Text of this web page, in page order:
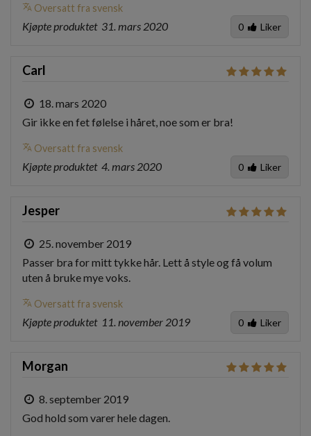
translate Oversatt fra svensk
Kjøpte produktet 31. mars 2020 0 Liker
Carl
18. mars 2020
Gir ikke en fet følelse i håret, noe som er bra!
translate Oversatt fra svensk
Kjøpte produktet 4. mars 2020 0 Liker
Jesper
25. november 2019
Passer bra for mitt tykke hår. Lett å style og få volum
uten å bruke mye voks.
translate Oversatt fra svensk
Kjøpte produktet 11. november 2019 0 Liker
Morgan
8. september 2019
God hold som varer hele dagen.